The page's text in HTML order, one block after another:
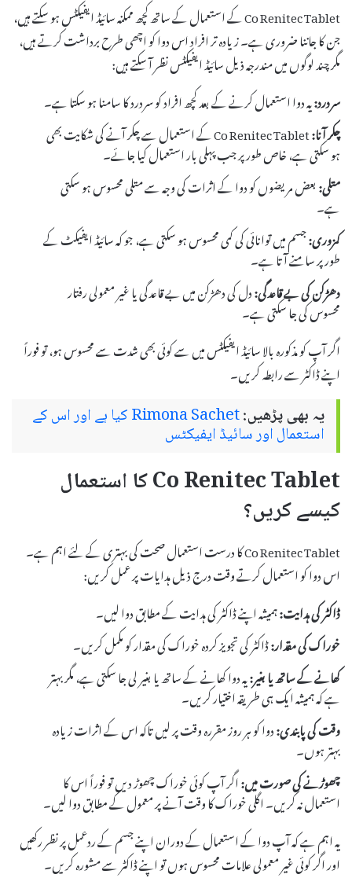
Co Renitec Tablet کے استعمال کے ساتھ کچھ ممکنہ سائیڈ ایفیکٹس ہو سکتے ہیں،
جن کا جاننا ضروری ہے۔ زیادہ تر افراد اس دوا کو اچھی طرح برداشت کرتے ہیں،
مگر چند لوگوں میں مندرجہ ذیل سائیڈ ایفیکٹس نظر آ سکتے ہیں:
سردرد:یہ دوا استعمال کرنے کے بعد کچھ افراد کو سردرد کا سامنا ہو سکتا ہے۔
چکر آنا:
Co Renitec Tablet کے استعمال سے چکر آنے کی شکایت بھی
ہو سکتی ہے، خاص طور پر جب پہلی بار استعمال کیا جائے۔
متلی:بعض مریضوں کو دوا کے اثرات کی وجہ سے متلی محسوس ہو سکتی
ہے۔
کمزوری:جسم میں توانائی کی کمی محسوس ہو سکتی ہے، جو کہ سائیڈ ایفیکٹ کے
طور پر سامنے آتا ہے۔
دھڑکن کی بے قاعدگی:دل کی دھڑکن میں بے قاعدگی یا غیر معمولی رفتار
محسوس کی جا سکتی ہے۔
اگر آپ کو مذکورہ بالا سائیڈ ایفیکٹس میں سے کوئی بھی شدت سے محسوس ہو، تو فوراً
اپنے ڈاکٹر سے رابطہ کریں۔
یہ بھی پڑھیں: Rimona Sachet کیا ہے اور اس کے
استعمال اور سائیڈ ایفیکٹس
Co Renitec Tablet کا استعمال
کیسے کریں؟
Co Renitec Tablet کا درست استعمال صحت کی بہتری کے لئے اہم ہے۔
اس دوا کو استعمال کرتے وقت درج ذیل ہدایات پر عمل کریں:
ڈاکٹر کی ہدایت:ہمیشہ اپنے ڈاکٹر کی ہدایت کے مطابق دوا لیں۔
خوراک کی مقدار:ڈاکٹر کی تجویز کردہ خوراک کی مقدار کو مکمل کریں۔
کھانے کے ساتھ یا بغیر:یہ دوا کھانے کے ساتھ یا بغیر لی جا سکتی ہے، مگر بہتر
ہے کہ ہمیشہ ایک ہی طریقہ اختیار کریں۔
وقت کی پابندی:دوا کو ہر روز مقررہ وقت پر لیں تاکہ اس کے اثرات زیادہ
بہتر ہوں۔
چھوڑنے کی صورت میں:اگر آپ کوئی خوراک چھوڑ دیں تو فوراً اس کا
استعمال نہ کریں۔ اگلی خوراک کا وقت آنے پر معمول کے مطابق دوا لیں۔
یہ اہم ہے کہ آپ دوا کے استعمال کے دوران اپنے جسم کے ردعمل پر نظر رکھیں
اور اگر کوئی غیر معمولی علامات محسوس ہوں تو اپنے ڈاکٹر سے مشورہ کریں۔